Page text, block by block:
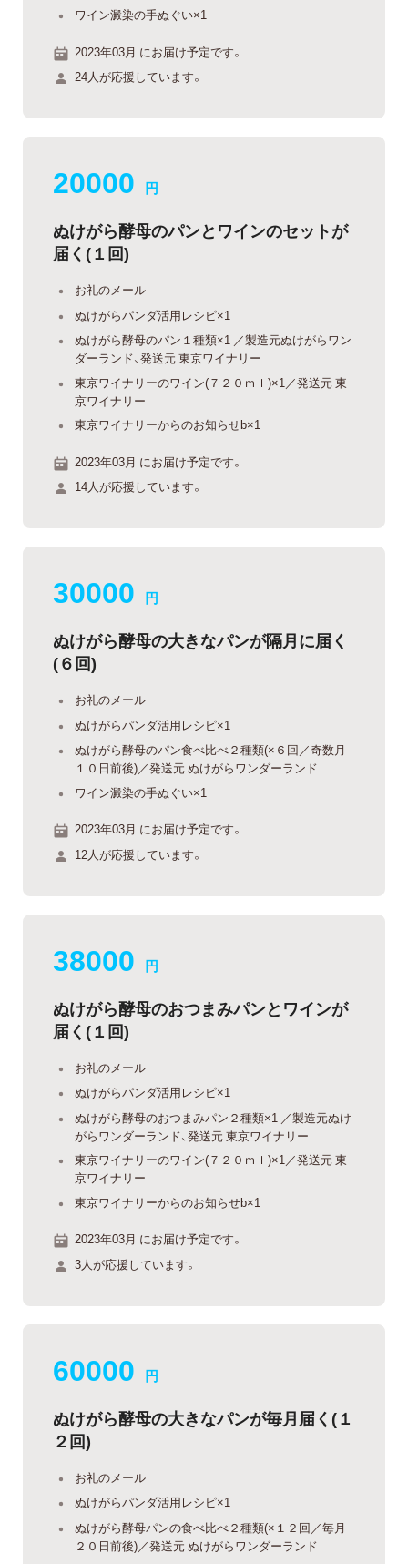
ワイン澱染の手ぬぐい×1
2023年03月 にお届け予定です。
24人が応援しています。
20000 円
ぬけがら酵母のパンとワインのセットが
届く(１回)
お礼のメール
ぬけがらパンダ活用レシピ×1
ぬけがら酵母のパン１種類×1 ／製造元ぬけがらワン
ダーランド、発送元 東京ワイナリー
東京ワイナリーのワイン(７２０ｍｌ)×1／発送元 東
京ワイナリー
東京ワイナリーからのお知らせb×1
2023年03月 にお届け予定です。
14人が応援しています。
30000 円
ぬけがら酵母の大きなパンが隔月に届く
(６回)
お礼のメール
ぬけがらパンダ活用レシピ×1
ぬけがら酵母のパン食べ比べ２種類(×６回／奇数月
１０日前後)／発送元 ぬけがらワンダーランド
ワイン澱染の手ぬぐい×1
2023年03月 にお届け予定です。
12人が応援しています。
38000 円
ぬけがら酵母のおつまみパンとワインが
届く(１回)
お礼のメール
ぬけがらパンダ活用レシピ×1
ぬけがら酵母のおつまみパン２種類×1 ／製造元ぬけ
がらワンダーランド、発送元 東京ワイナリー
東京ワイナリーのワイン(７２０ｍｌ)×1／発送元 東
京ワイナリー
東京ワイナリーからのお知らせb×1
2023年03月 にお届け予定です。
3人が応援しています。
60000 円
ぬけがら酵母の大きなパンが毎月届く(１
２回)
お礼のメール
ぬけがらパンダ活用レシピ×1
ぬけがら酵母パンの食べ比べ２種類(×１２回／毎月
２０日前後)／発送元 ぬけがらワンダーランド